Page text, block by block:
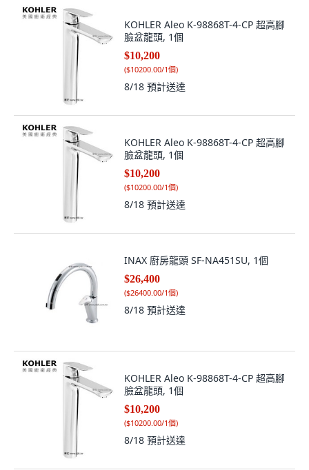
KOHLER Aleo K-98868T-4-CP 超高腳
臉盆龍頭, 1個
$10,200
($10200.00/1個)
8/18 預計送達
KOHLER Aleo K-98868T-4-CP 超高腳
臉盆龍頭, 1個
$10,200
($10200.00/1個)
8/18 預計送達
INAX 廚房龍頭 SF-NA451SU, 1個
$26,400
($26400.00/1個)
8/18 預計送達
KOHLER Aleo K-98868T-4-CP 超高腳
臉盆龍頭, 1個
$10,200
($10200.00/1個)
8/18 預計送達